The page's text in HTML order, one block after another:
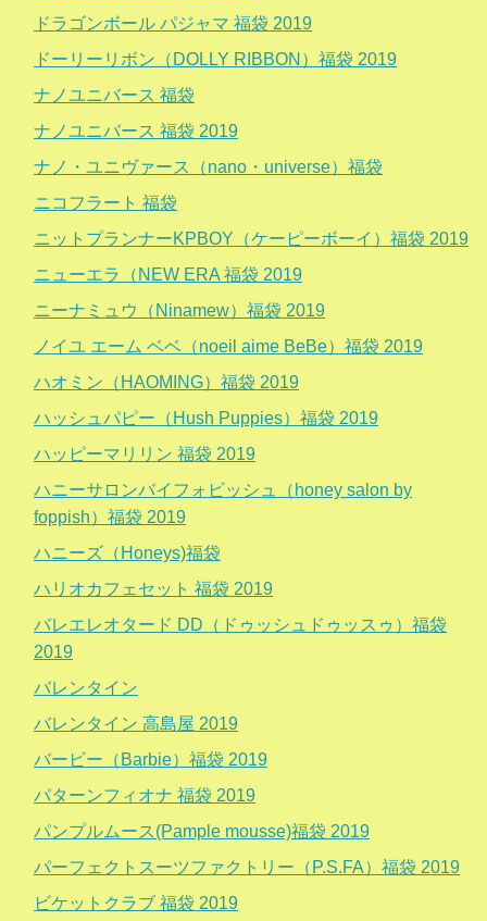
ドラゴンボール パジャマ 福袋 2019
ドーリーリボン（DOLLY RIBBON）福袋 2019
ナノユニバース 福袋
ナノユニバース 福袋 2019
ナノ・ユニヴァース（nano・universe）福袋
ニコフラート 福袋
ニットプランナーKPBOY（ケーピーボーイ）福袋 2019
ニューエラ（NEW ERA 福袋 2019
ニーナミュウ（Ninamew）福袋 2019
ノイユ エーム ベベ（noeil aime BeBe）福袋 2019
ハオミン（HAOMING）福袋 2019
ハッシュパピー（Hush Puppies）福袋 2019
ハッピーマリリン 福袋 2019
ハニーサロンバイフォビッシュ（honey salon by
foppish）福袋 2019
ハニーズ（Honeys)福袋
ハリオカフェセット 福袋 2019
バレエレオタード DD（ドゥッシュドゥッスゥ）福袋
2019
バレンタイン
バレンタイン 高島屋 2019
バービー（Barbie）福袋 2019
パターンフィオナ 福袋 2019
パンプルムース(Pample mousse)福袋 2019
パーフェクトスーツファクトリー（P.S.FA）福袋 2019
ビケットクラブ 福袋 2019